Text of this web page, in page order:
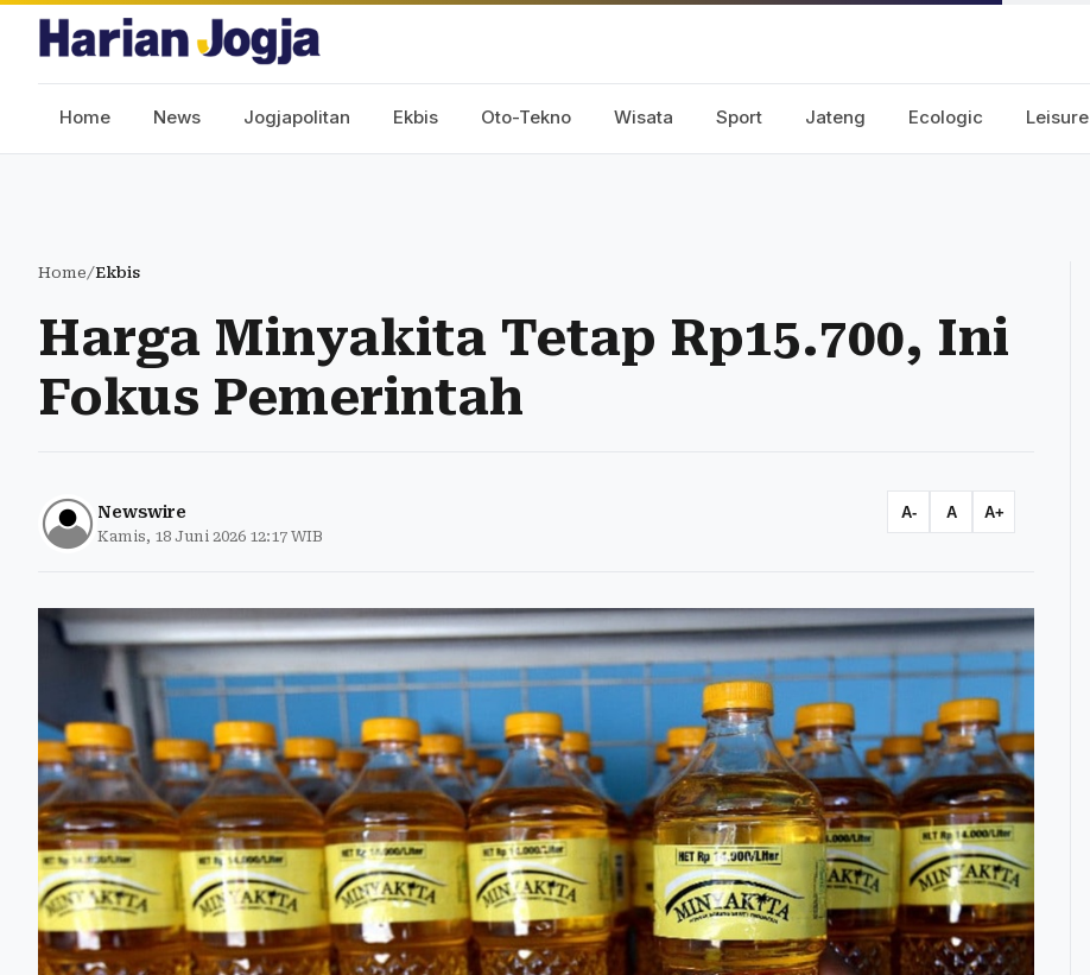
Home News Jogjapolitan Ekbis Oto-Tekno Wisata Sport Jateng Ecologic Leisure
Home/Ekbis
Harga Minyakita Tetap Rp15.700, Ini
Fokus Pemerintah
Newswire
Kamis, 18 Juni 2026 12:17 WIB
A- A A+